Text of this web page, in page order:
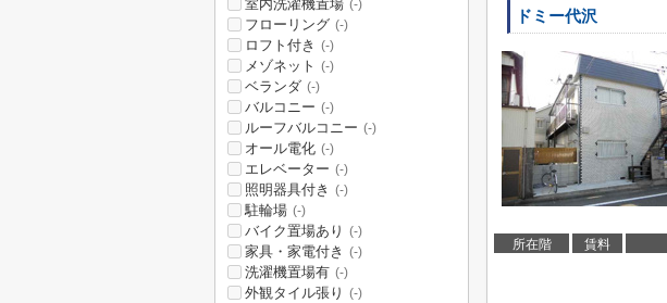
ドミー代沢
所在階 賃料
室内洗濯機置場 (-)
フローリング (-)
ロフト付き (-)
メゾネット (-)
ベランダ (-)
バルコニー (-)
ルーフバルコニー (-)
オール電化 (-)
エレベーター (-)
照明器具付き (-)
駐輪場 (-)
バイク置場あり (-)
家具・家電付き (-)
洗濯機置場有 (-)
外観タイル張り (-)